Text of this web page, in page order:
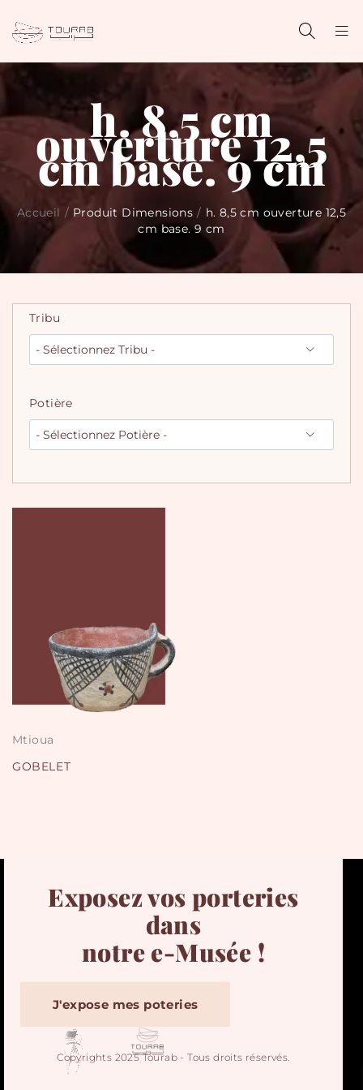
h. 8,5 cm
ouverture 12,5
cm base. 9 cm
Accueil / Produit Dimensions / h. 8,5 cm ouverture 12,5
cm base. 9 cm
Tribu
Potière
Mtioua
GOBELET
Exposez vos porteries
dans
notre e-Musée !
J'expose mes poteries
Copyrights 2025 Tourab - Tous droits réservés.